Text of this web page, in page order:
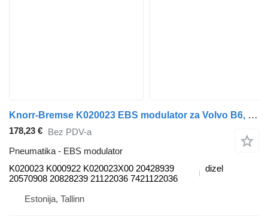
Knorr-Bremse K020023 EBS modulator za Volvo B6, B7, B9, B10, B12 bus (1978-2011) autobusa
178,23 € Bez PDV-a
Pneumatika - EBS modulator
K020023 K000922 K020023X00 20428939
20570908 20828239 21122036 7421122036
dizel
Estonija, Tallinn